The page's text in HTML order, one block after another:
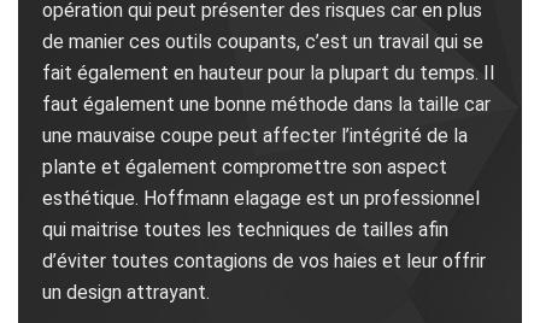
opération qui peut présenter des risques car en plus
de manier ces outils coupants, c’est un travail qui se
fait également en hauteur pour la plupart du temps. Il
faut également une bonne méthode dans la taille car
une mauvaise coupe peut affecter l’intégrité de la
plante et également compromettre son aspect
esthétique. Hoffmann elagage est un professionnel
qui maitrise toutes les techniques de tailles afin
d’éviter toutes contagions de vos haies et leur offrir
un design attrayant.